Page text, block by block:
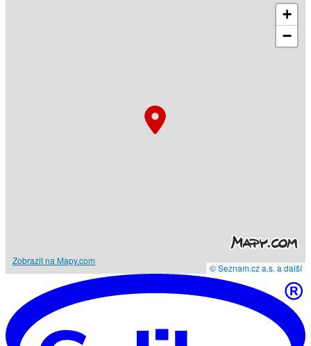
+
−
Zobrazit na Mapy.com
© Seznam.cz a.s. a další